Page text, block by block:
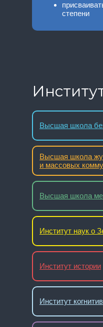
степени
Высшая школа
и массовых
Высшая школа
Институт наук о
Институт истории
Институт
Высшая школа